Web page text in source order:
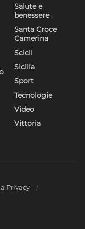
Salute e
benessere
Santa Croce
Camerina
Scicli
Sicilia
Sport
Tecnologie
Video
Vittoria
Privacy